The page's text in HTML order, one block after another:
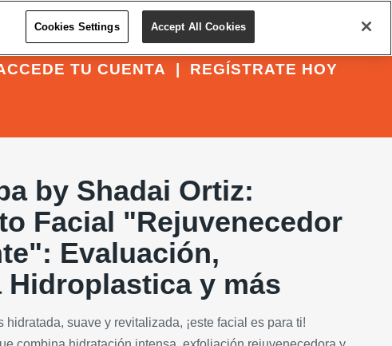
REGÍSTRATE HOY
TU CUENTA
by Shadai Ortiz:
Facial "Rejuvenecedor
Evaluación,
Hidroplastica y más
hidratada, suave y revitalizada, ¡este facial es para ti!
Cookies Settings Accept All Cookies